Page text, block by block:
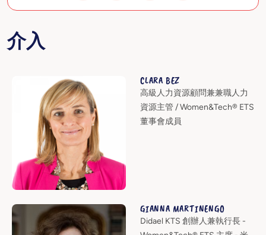
介入
CLARA BEZ
高級人力資源顧問兼兼職人力
資源主管 / Women&Tech® ETS
董事會成員
GIANNA MARTINENGO
Didael KTS 創辦人兼執行長 -